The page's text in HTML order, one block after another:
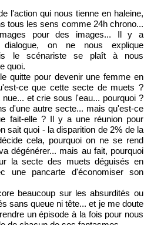
l'action qui nous tienne en haleine,
tous les sens comme 24h chrono...
pour des images... Il y a
dialogue, on ne nous explique
le scénariste se plaît à nous
quoi.
quitte pour devenir une femme en
ce que cette secte de muets ?
et crie sous l'eau... pourquoi ?
d'une autre secte... mais qu'est-ce
fait-elle ? Il y a une réunion pour
sait quoi - la disparition de 2% de la
cela, pourquoi on ne se rend
dégénérer... mais au fait, pourquoi
la secte des muets déguisés en
une pancarte d'économiser son
beaucoup sur les absurdités ou
sans queue ni tête... et je me doute
un épisode à la fois pour nous